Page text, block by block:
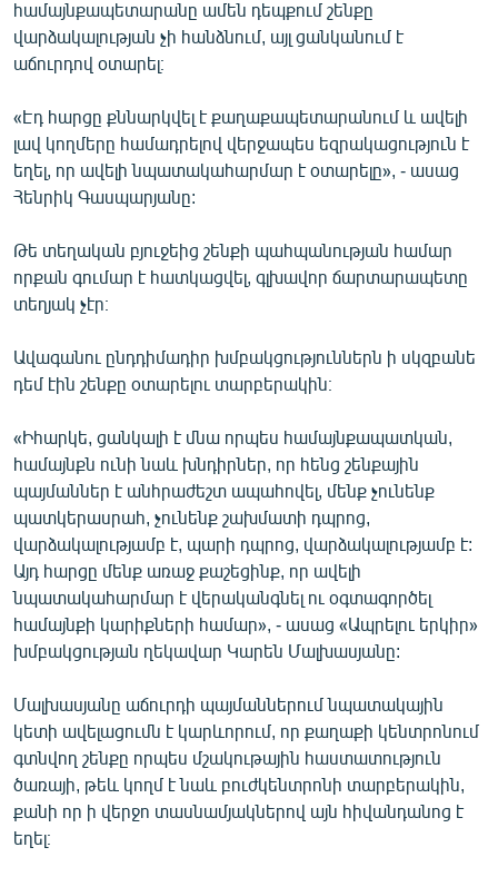
համայնքապետարանը ամեն դեպքում շենքը
վարձակալության չի հանձնում, այլ ցանկանում է
աճուրդով օտարել։
«Էդ հարցը քննարկվել է քաղաքապետարանում և ավելի
լավ կողմերը համադրելով վերջապես եզրակացություն է
եղել, որ ավելի նպատակահարմար է օտարելը», - ասաց
Հենրիկ Գասպարյանը:
Թե տեղական բյուջեից շենքի պահպանության համար
որքան գումար է հատկացվել, գլխավոր ճարտարապետը
տեղյակ չէր։
Ավագանու ընդդիմադիր խմբակցություններն ի սկզբանե
դեմ էին շենքը օտարելու տարբերակին։
«Իհարկե, ցանկալի է մնա որպես համայնքապատկան,
համայնքն ունի նաև խնդիրներ, որ հենց շենքային
պայմաններ է անհրաժեշտ ապահովել, մենք չունենք
պատկերասրահ, չունենք շախմատի դպրոց,
վարձակալությամբ է, պարի դպրոց, վարձակալությամբ է:
Այդ հարցը մենք առաջ քաշեցինք, որ ավելի
նպատակահարմար է վերականգնել ու օգտագործել
համայնքի կարիքների համար», - ասաց «Ապրելու երկիր»
խմբակցության ղեկավար Կարեն Մալխասյանը:
Մալխասյանը աճուրդի պայմաններում նպատակային
կետի ավելացումն է կարևորում, որ քաղաքի կենտրոնում
գտնվող շենքը որպես մշակութային հաստատություն
ծառայի, թեև կողմ է նաև բուժկենտրոնի տարբերակին,
քանի որ ի վերջո տասնամյակներով այն հիվանդանոց է
եղել։